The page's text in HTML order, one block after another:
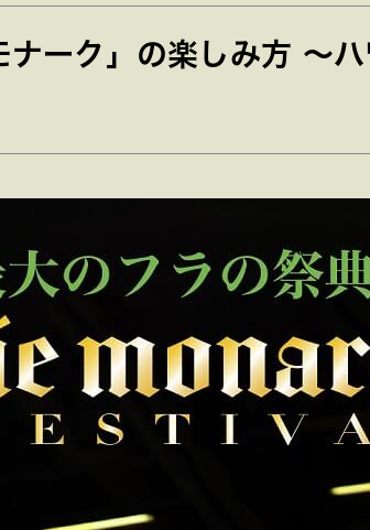
ーク」の楽しみ方 ～ハ